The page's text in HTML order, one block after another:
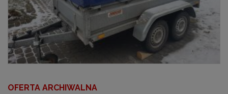
OFERTA ARCHIWALNA